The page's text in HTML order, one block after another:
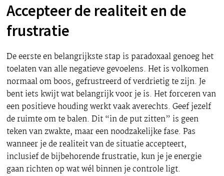
Accepteer de realiteit en de
frustratie
De eerste en belangrijkste stap is paradoxaal genoeg het
toelaten van alle negatieve gevoelens. Het is volkomen
normaal om boos, gefrustreerd of verdrietig te zijn. Je
bent iets kwijt wat belangrijk voor je is. Het forceren van
een positieve houding werkt vaak averechts. Geef jezelf
de ruimte om te balen. Dit “in de put zitten” is geen
teken van zwakte, maar een noodzakelijke fase. Pas
wanneer je de realiteit van de situatie accepteert,
inclusief de bijbehorende frustratie, kun je je energie
gaan richten op wat wél binnen je controle ligt.